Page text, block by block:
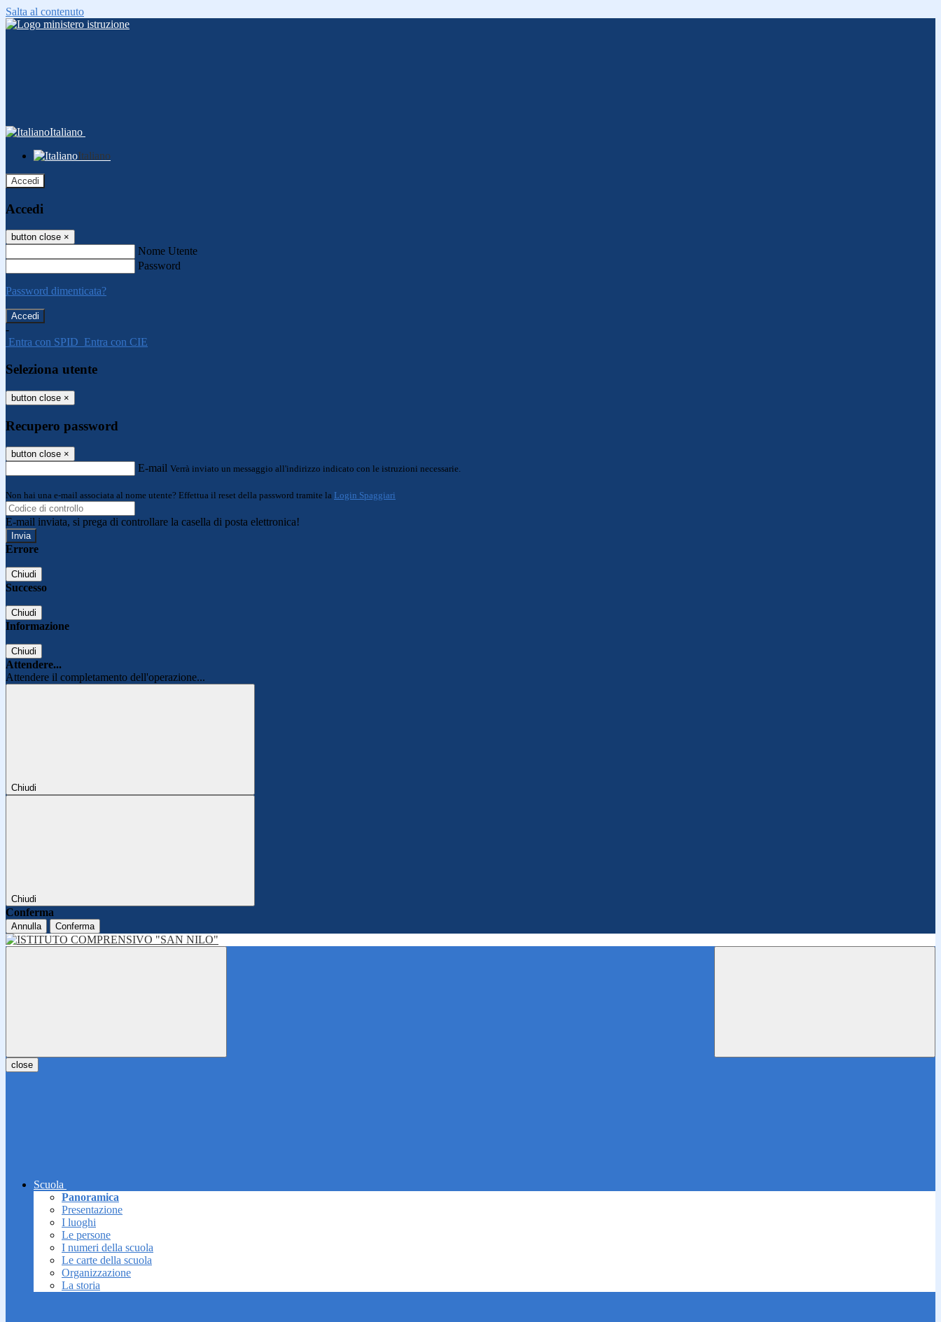
Salta al contenuto
Italiano
Italiano
Accedi
Accedi
button close ×
Nome Utente
Password
Password dimenticata?
-
Entra con SPID Entra con CIE
Seleziona utente
button close ×
Recupero password
button close ×
E-mail Verrà inviato un messaggio all'indirizzo indicato con le istruzioni necessarie.
Non hai una e-mail associata al nome utente? Effettua il reset della password tramite la Login Spaggiari
E-mail inviata, si prega di controllare la casella di posta elettronica!
Errore
Chiudi
Successo
Chiudi
Informazione
Chiudi
Attendere...
Attendere il completamento dell'operazione...
Chiudi
Chiudi
Conferma
Annulla Conferma
close
Scuola
Panoramica
Presentazione
I luoghi
Le persone
I numeri della scuola
Le carte della scuola
Organizzazione
La storia